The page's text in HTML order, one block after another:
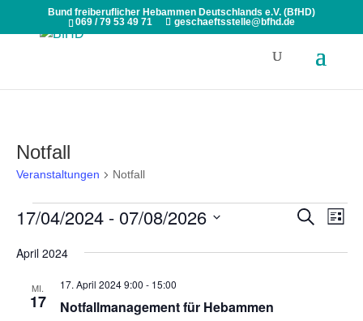
Bund freiberuflicher Hebammen Deutschlands e.V. (BfHD)
069 / 79 53 49 71
geschaeftsstelle@bfhd.de
Notfall
Veranstaltungen Notfall
Veranstaltungen
und
Suche
Liste
17/04/2024 - 07/08/2026
wählen.
April 2024
MI.
17 Notfallmanagement für Hebammen
17. April 2024 9:00 - 15:00